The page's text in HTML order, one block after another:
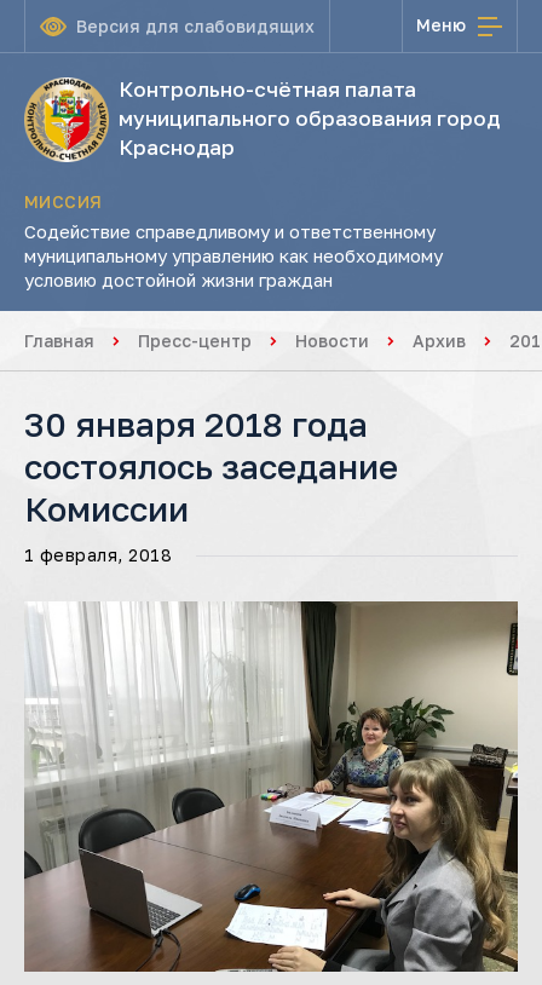
Версия для слабовидящих Меню
Контрольно-счётная палата
муниципального образования город
Краснодар
МИССИЯ
Содействие справедливому и ответственному
муниципальному управлению как необходимому
условию достойной жизни граждан
Главная Пресс-центр Новости Архив
30 января 2018 года
состоялось заседание
Комиссии
1 февраля, 2018